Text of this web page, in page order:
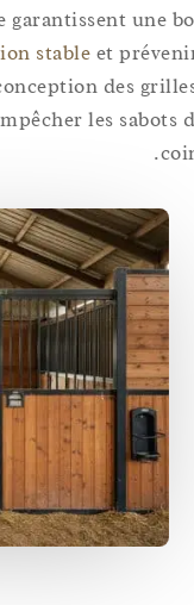
garantissent
stableet
conception des
empêcher les